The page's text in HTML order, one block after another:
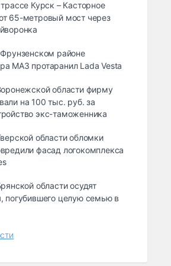
Курск – Касторное
65-метровый мост через
районе
МАЗ протаранил Lada Vesta
области фирму
на 100 тыс. руб. за
экс-таможенника
области обломки
фасад логокомплекса
области осудят
погубившего целую семью в